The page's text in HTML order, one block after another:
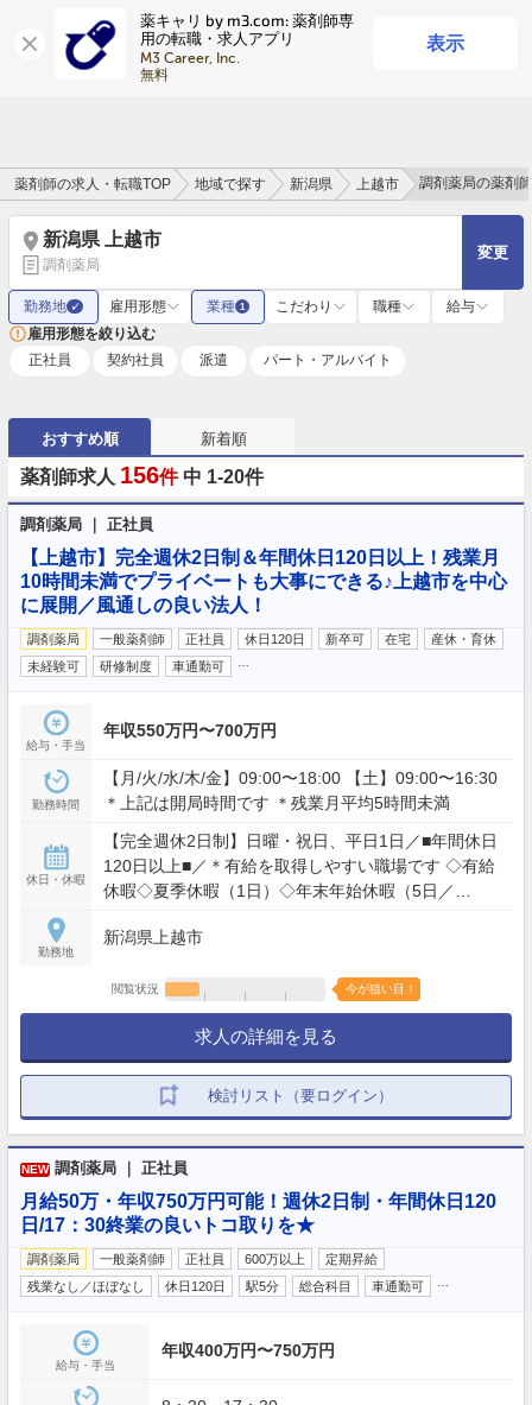
薬キャリ by m3.com: 薬剤師専
用の転職・求人アプリ
M3 Career, Inc.
無料
表示
ログイン
薬剤師の求人・転職TOP 地域で探す 新潟県 上越市 調剤薬局の薬剤
新潟県 上越市
調剤薬局
変更
勤務地 ✓ 雇用形態 業種 1 こだわり 職種
給与
雇用形態を絞り込む
正社員
契約社員 派遣 パート・アルバイト
おすすめ順 新着順
薬剤師求人 156件 中 1-20件
調剤薬局 ｜ 正社員
【上越市】完全週休2日制＆年間休日120日以上！残業月
10時間未満でプライベートも大事にできる♪上越市を中心
に展開／風通しの良い法人！
調剤薬局 一般薬剤師 正社員 休日120日 新卒可 在宅
産休・育休
未経験可
研修制度 車通勤可
給与・手当
年収550万円〜700万円
勤務時間
【月/火/水/木/金】09:00〜18:00 【土】09:00〜16:30
＊上記は開局時間です ＊残業月平均5時間未満
休日・休暇
【完全週休2日制】日曜・祝日、平日1日／■年間休日
120日以上■／＊有給を取得しやすい職場です ◇有給
休暇◇夏季休暇（1日）◇年末年始休暇（5日／
休暇（取得実績あり）
勤務地
新潟県上越市
閲覧状況 今が狙い目！
求人の詳細を見る
検討リスト（要ログイン）
NEW 調剤薬局 ｜ 正社員
月給50万・年収750万円可能！週休2日制・年間休日120
日/17：30終業の良いトコ取りを★
調剤薬局 一般薬剤師 正社員 600万以上
定期昇給
残業なし／ほぼなし
休日120日 駅5分 総合科目 車通勤可
給与・手当
年収400万円〜750万円